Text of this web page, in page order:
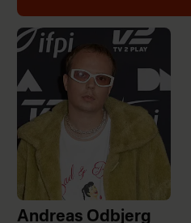
Andreas Odbjerg